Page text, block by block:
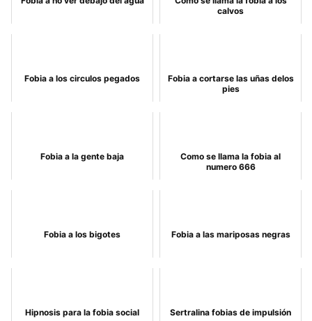
calvos
Fobia a los circulos pegados
Fobia a cortarse las uñas delos
pies
Fobia a la gente baja
Como se llama la fobia al
numero 666
Fobia a los bigotes Fobia a las mariposas negras
Hipnosis para la fobia social Sertralina fobias de impulsión